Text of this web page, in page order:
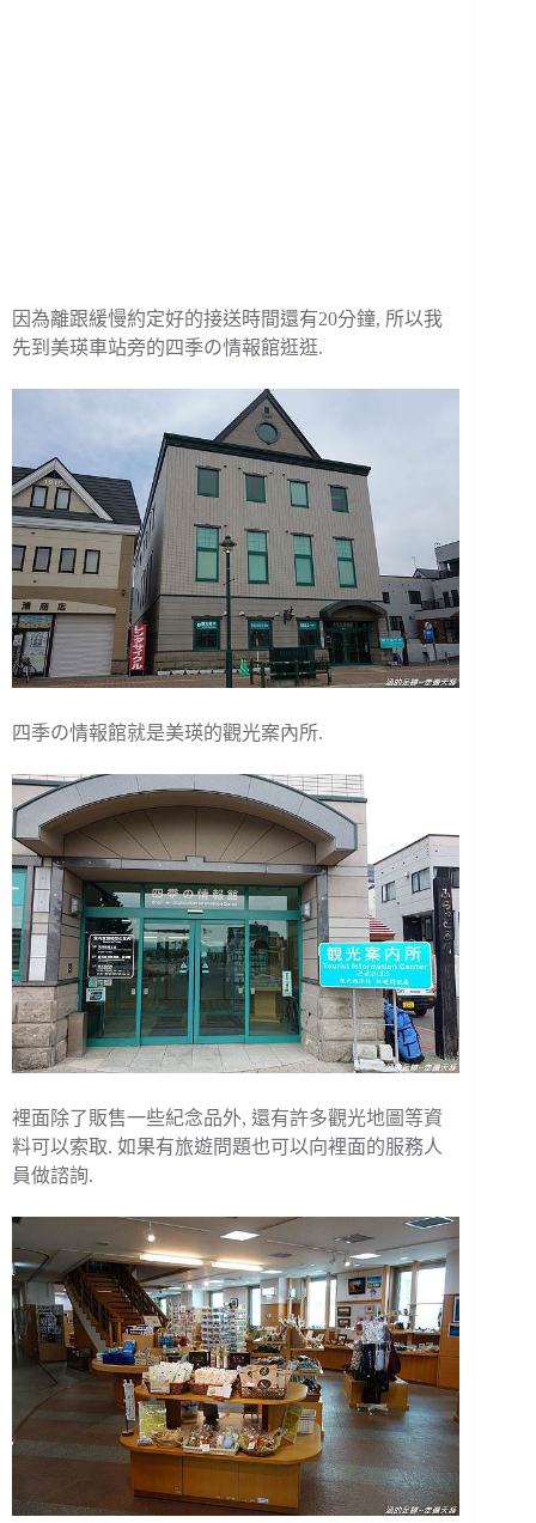
因為離跟緩慢約定好的接送時間還有20分鐘, 所以我
先到美瑛車站旁的四季の情報館逛逛.
四季の情報館就是美瑛的觀光案內所.
裡面除了販售一些紀念品外, 還有許多觀光地圖等資
料可以索取. 如果有旅遊問題也可以向裡面的服務人
員做諮詢.